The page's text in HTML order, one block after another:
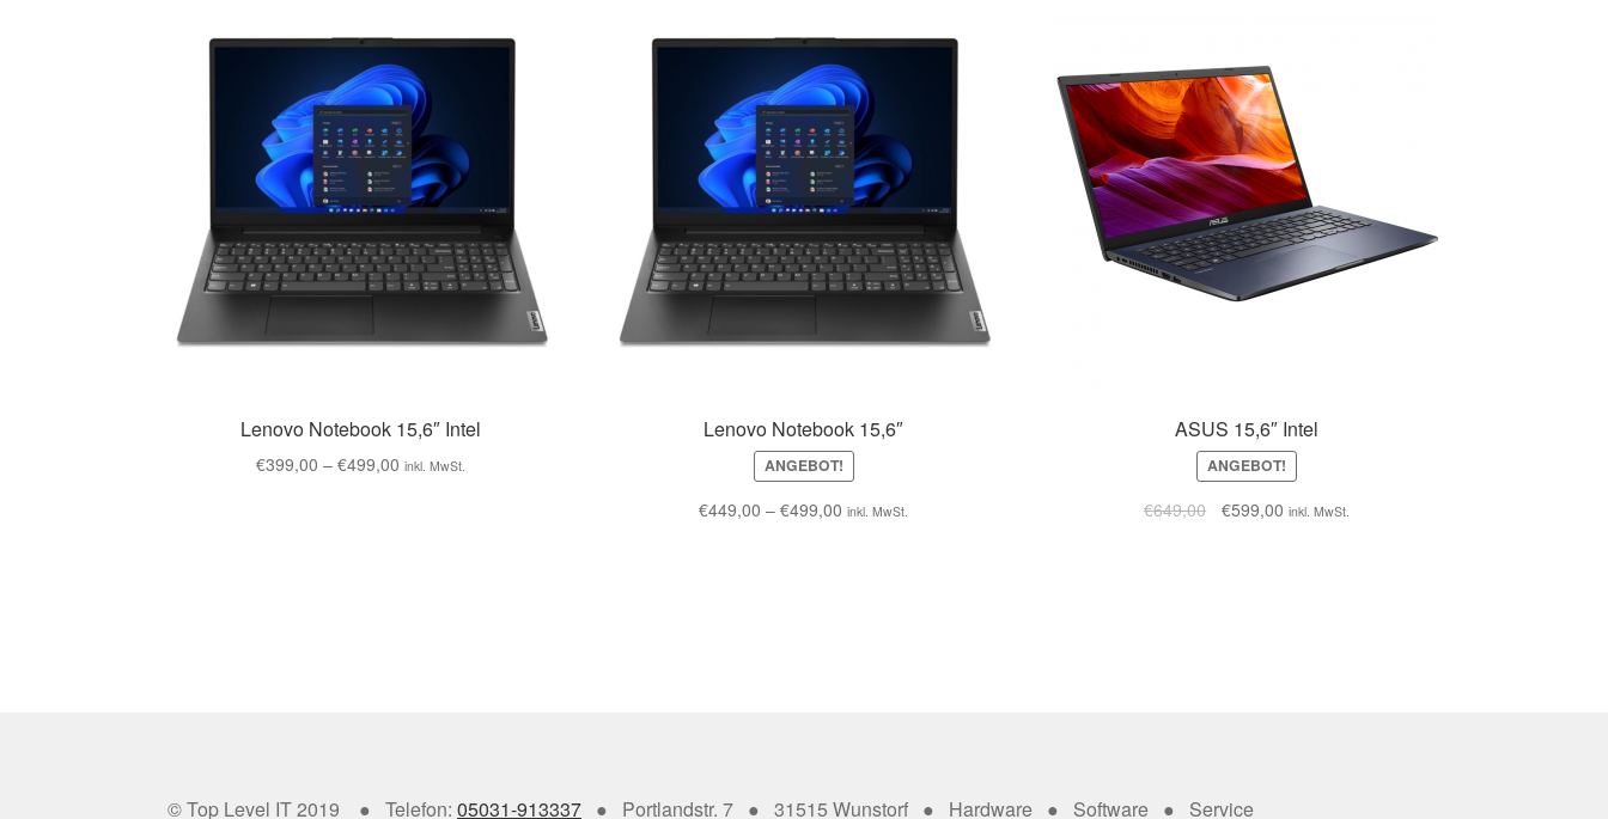
Lenovo Notebook 15,6″ Intel
€399,00 –€499,00 inkl. MwSt.
Lenovo Notebook 15,6″
ANGEBOT!
€449,00 –€499,00 inkl. MwSt.
ASUS 15,6″ Intel
ANGEBOT!
€649,00 €599,00 inkl. MwSt.
© Top Level IT 2019 ● Telefon:05031-913337 ● Portlandstr. 7 ● 31515 Wunstorf ● Hardware ● Software ● Service